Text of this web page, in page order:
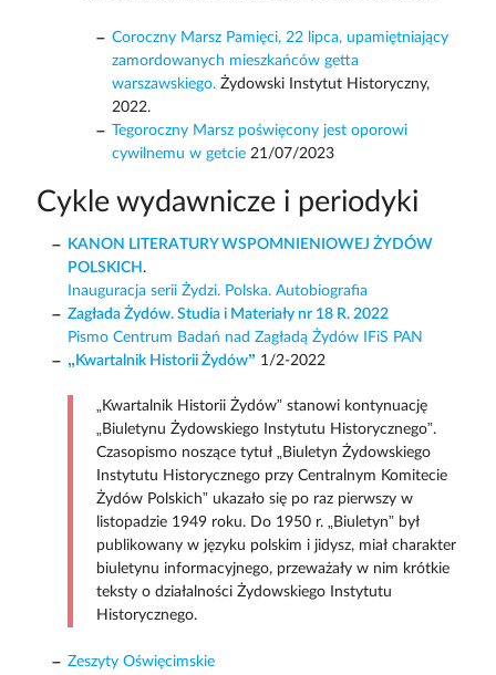
Coroczny Marsz Pamięci, 22 lipca, upamiętniający
zamordowanych mieszkańców getta
warszawskiego.Żydowski Instytut Historyczny,
2022.
Tegoroczny Marsz poświęcony jest oporowi
cywilnemu w getcie21/07/2023
Cykle wydawnicze i periodyki
KANON LITERATURY WSPOMNIENIOWEJ ŻYDÓW
POLSKICH .
Inauguracja serii Żydzi. Polska. Autobiografia
Zagłada Żydów. Studia i Materiały nr 18 R. 2022
Pismo Centrum Badań nad Zagładą Żydów IFiS PAN
„Kwartalnik Historii Żydów” 1/2-2022
„Kwartalnik Historii Żydów” stanowi kontynuację
„Biuletynu Żydowskiego Instytutu Historycznego”.
Czasopismo noszące tytuł „Biuletyn Żydowskiego
Instytutu Historycznego przy Centralnym Komitecie
Żydów Polskich” ukazało się po raz pierwszy w
listopadzie 1949 roku. Do 1950 r. „Biuletyn” był
publikowany w języku polskim i jidysz, miał charakter
biuletynu informacyjnego, przeważały w nim krótkie
teksty o działalności Żydowskiego Instytutu
Historycznego.
Zeszyty Oświęcimskie